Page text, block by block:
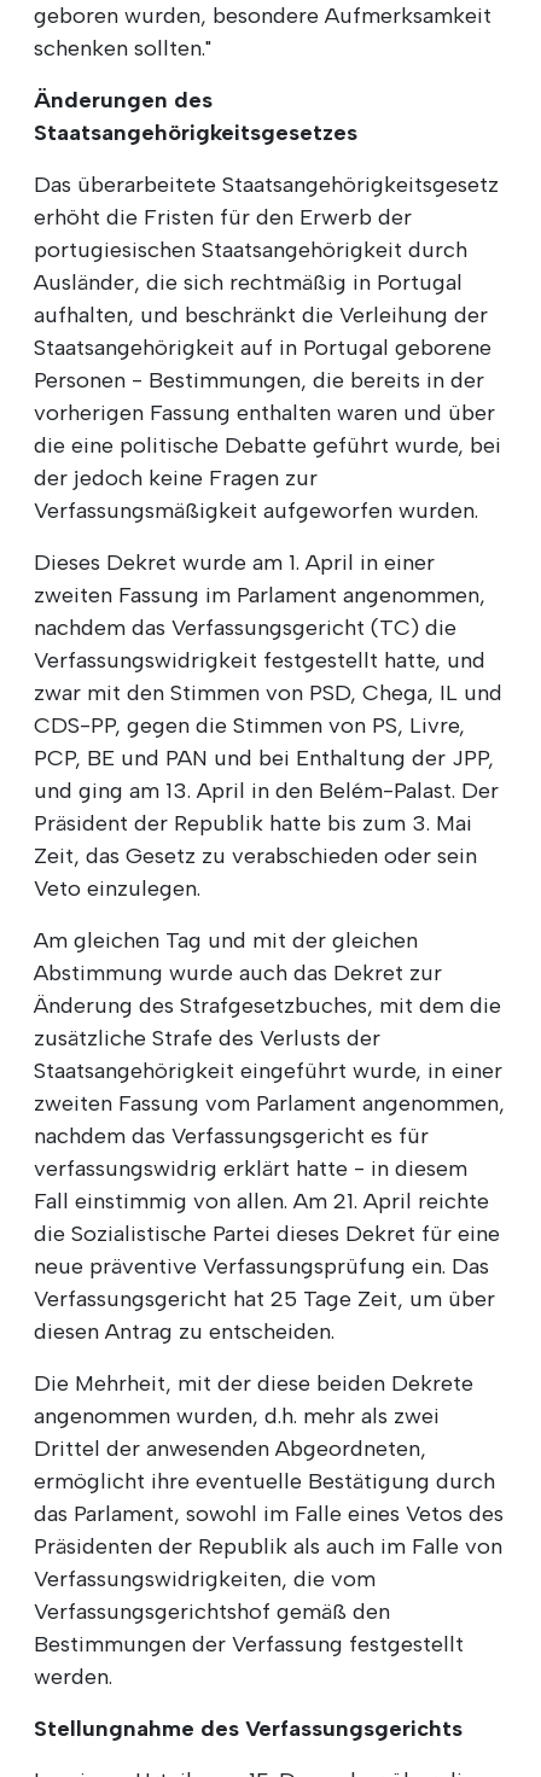
geboren wurden, besondere Aufmerksamkeit
schenken sollten."
Änderungen des
Staatsangehörigkeitsgesetzes
Das überarbeitete Staatsangehörigkeitsgesetz
erhöht die Fristen für den Erwerb der
portugiesischen Staatsangehörigkeit durch
Ausländer, die sich rechtmäßig in Portugal
aufhalten, und beschränkt die Verleihung der
Staatsangehörigkeit auf in Portugal geborene
Personen - Bestimmungen, die bereits in der
vorherigen Fassung enthalten waren und über
die eine politische Debatte geführt wurde, bei
der jedoch keine Fragen zur
Verfassungsmäßigkeit aufgeworfen wurden.
Dieses Dekret wurde am 1. April in einer
zweiten Fassung im Parlament angenommen,
nachdem das Verfassungsgericht (TC) die
Verfassungswidrigkeit festgestellt hatte, und
zwar mit den Stimmen von PSD, Chega, IL und
CDS-PP, gegen die Stimmen von PS, Livre,
PCP, BE und PAN und bei Enthaltung der JPP,
und ging am 13. April in den Belém-Palast. Der
Präsident der Republik hatte bis zum 3. Mai
Zeit, das Gesetz zu verabschieden oder sein
Veto einzulegen.
Am gleichen Tag und mit der gleichen
Abstimmung wurde auch das Dekret zur
Änderung des Strafgesetzbuches, mit dem die
zusätzliche Strafe des Verlusts der
Staatsangehörigkeit eingeführt wurde, in einer
zweiten Fassung vom Parlament angenommen,
nachdem das Verfassungsgericht es für
verfassungswidrig erklärt hatte - in diesem
Fall einstimmig von allen. Am 21. April reichte
die Sozialistische Partei dieses Dekret für eine
neue präventive Verfassungsprüfung ein. Das
Verfassungsgericht hat 25 Tage Zeit, um über
diesen Antrag zu entscheiden.
Die Mehrheit, mit der diese beiden Dekrete
angenommen wurden, d.h. mehr als zwei
Drittel der anwesenden Abgeordneten,
ermöglicht ihre eventuelle Bestätigung durch
das Parlament, sowohl im Falle eines Vetos des
Präsidenten der Republik als auch im Falle von
Verfassungswidrigkeiten, die vom
Verfassungsgerichtshof gemäß den
Bestimmungen der Verfassung festgestellt
werden.
Stellungnahme des Verfassungsgerichts